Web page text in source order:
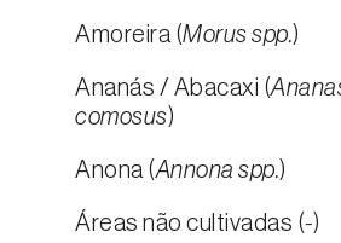
Amoreira (Morus spp.)
Ananás / Abacaxi (
comosus)
Anona (Annona spp.)
Áreas não cultivadas (-)